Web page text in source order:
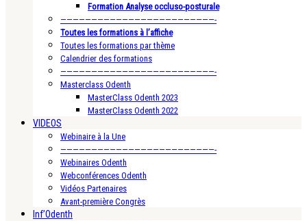
Formation Analyse occluso-posturale
—————————————————————————-
Toutes les formations à l’affiche
Toutes les formations par thème
Calendrier des formations
—————————————————————————-
Masterclass Odenth
MasterClass Odenth 2023
MasterClass Odenth 2022
VIDEOS
Webinaire à la Une
—————————————————————————-
Webinaires Odenth
Webconférences Odenth
Vidéos Partenaires
Avant-première Congrès
Inf’Odenth